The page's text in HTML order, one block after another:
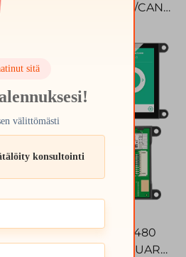
1024*600 RS232/RS485/CAN
TSD 4,3 tuuman 800x480
resoluutio Gen4-STM32 UART
sitä
välittömästi
konsultointi